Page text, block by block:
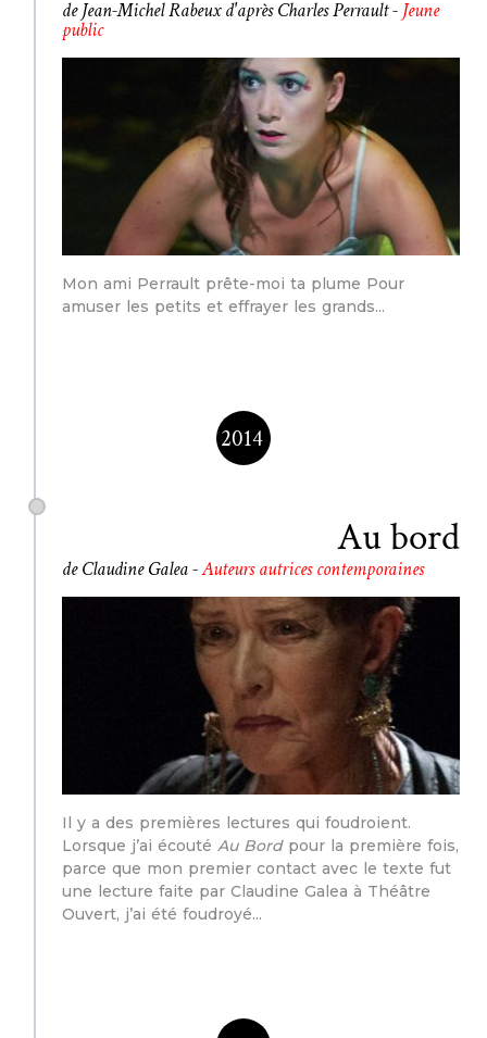
de Jean-Michel Rabeux d'après Charles Perrault - Jeune
public
Mon ami Perrault prête-moi ta plume Pour
amuser les petits et effrayer les grands
2014
Au bord
de Claudine Galea -Auteurs autrices contemporaines
Il y a des premières lectures qui foudroient.
Lorsque j’ai écoutéAu Bordpour la première fois,
parce que mon premier contact avec le texte fut
une lecture faite par Claudine Galea à Théâtre
Ouvert, j’ai été foudroyé